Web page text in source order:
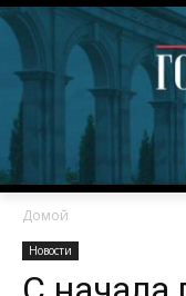
Домой
Новости